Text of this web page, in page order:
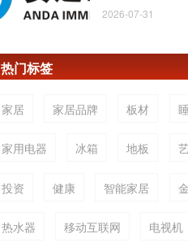
2026-07-31
热门标签
家居 家居品牌 板材
家用电器 冰箱 地板
投资 健康 智能家居
热水器 移动互联网 电视机